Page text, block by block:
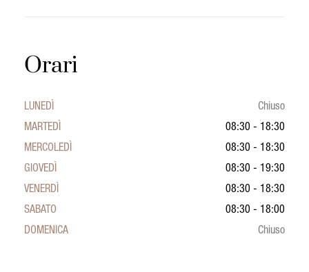
Orari
LUNEDÌ
Chiuso
MARTEDÌ
08:30 - 18:30
MERCOLEDÌ
08:30 - 18:30
GIOVEDÌ
08:30 - 19:30
VENERDÌ
08:30 - 18:30
SABATO
08:30 - 18:00
DOMENICA
Chiuso